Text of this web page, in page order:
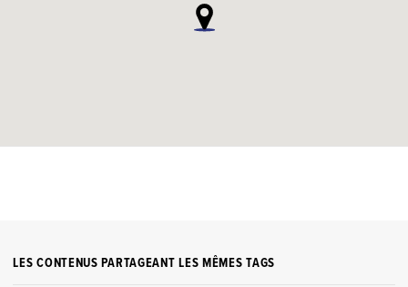
LES CONTENUS PARTAGEANT LES MÊMES TAGS